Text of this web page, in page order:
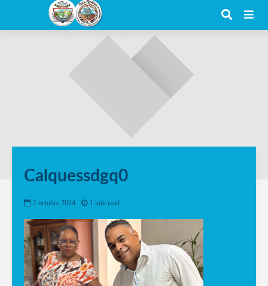
Calquessdgq0
1 octobre 2024 1 min read